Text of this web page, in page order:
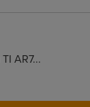
AR7...